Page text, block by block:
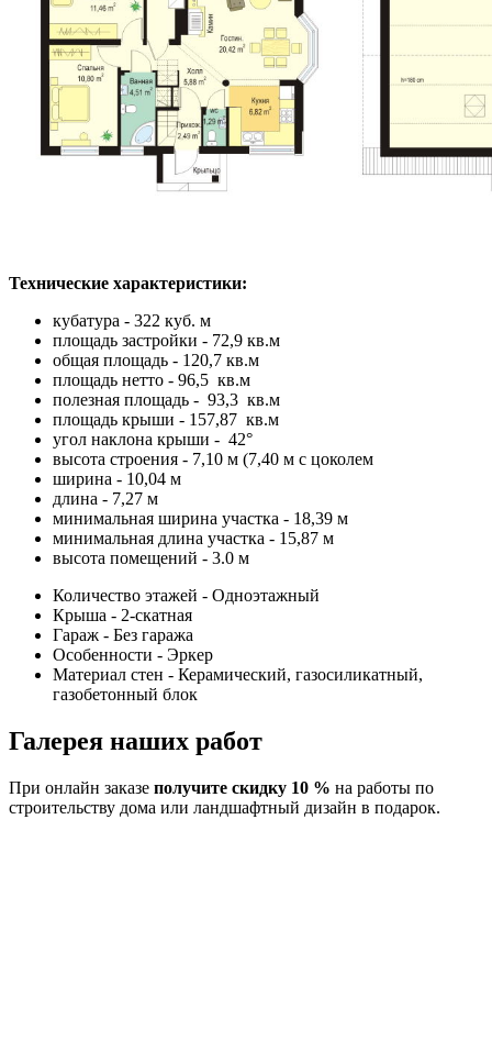
Технические характеристики:
кубатура - 322 куб. м
площадь застройки - 72,9 кв.м
общая площадь - 120,7 кв.м
площадь нетто - 96,5 кв.м
полезная площадь - 93,3 кв.м
площадь крыши - 157,87 кв.м
угол наклона крыши - 42°
высота строения - 7,10 м (7,40 м с цоколем
ширина - 10,04 м
длина - 7,27 м
минимальная ширина участка - 18,39 м
минимальная длина участка - 15,87 м
высота помещений - 3.0 м
Количество этажей - Одноэтажный
Крыша - 2-скатная
Гараж - Без гаража
Особенности - Эркер
Материал стен - Керамический, газосиликатный,
газобетонный блок
Галерея наших работ
При онлайн заказе получите скидку 10 % на работы по
строительству дома или ландшафтный дизайн в подарок.